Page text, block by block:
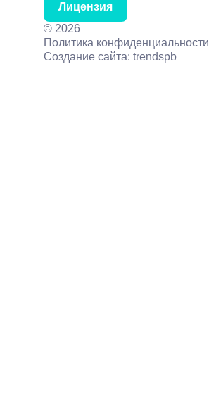
Лицензия
© 2026
Политика конфиденциальности
Создание сайта: trendspb